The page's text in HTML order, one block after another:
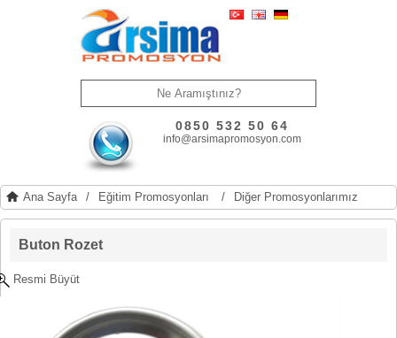
0850 532 50 64
info@arsimapromosyon.com
Ana Sayfa / Eğitim Promosyonları / Diğer Promosyonlarımız
Buton Rozet
Resmi Büyüt